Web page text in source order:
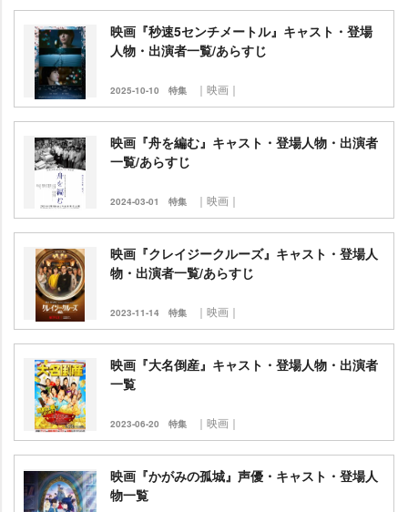
映画『秒速5センチメートル』キャスト・登場
人物・出演者一覧/あらすじ
2025-10-10 特集 ｜映画｜
映画『舟を編む』キャスト・登場人物・出演者
一覧/あらすじ
2024-03-01 特集 ｜映画｜
映画『クレイジークルーズ』キャスト・登場人
物・出演者一覧/あらすじ
2023-11-14 特集 ｜映画｜
映画『大名倒産』キャスト・登場人物・出演者
一覧
2023-06-20 特集 ｜映画｜
映画『かがみの孤城』声優・キャスト・登場人
物一覧